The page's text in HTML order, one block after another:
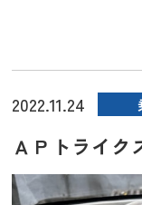
2022.11.24
ＡＰトライク